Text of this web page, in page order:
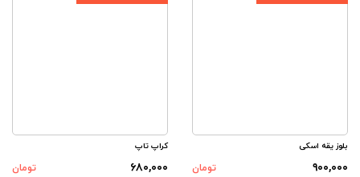
بلوز یقه اسکی
۹۰۰,۰۰۰ تومان
کراپ تاپ
۶۸۰,۰۰۰ تومان